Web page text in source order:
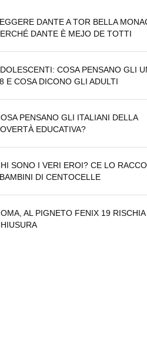
DANTE A TOR BELLA
DANTE È MEJO DE TOTTI
COSA PENSANO GLI
E COSA DICONO GLI ADULTI
PENSANO GLI ITALIANI DELLA
EDUCATIVA?
SONO I VERI EROI? CE LO
DI CENTOCELLE
AL PIGNETO FENIX 19 RISCHIA